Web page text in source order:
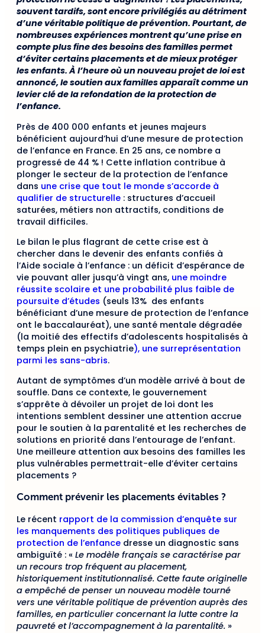
souvent tardifs, sont encore privilégiés au détriment
d’une véritable politique de prévention. Pourtant, de
nombreuses expériences montrent qu’une prise en
compte plus fine des besoins des familles permet
d’éviter certains placements et de mieux protéger
les enfants. À l’heure où un nouveau projet de loi est
annoncé, le soutien aux familles apparaît comme un
levier clé de la refondation de la protection de
l’enfance.
Près de 400 000 enfants et jeunes majeurs
bénéficient aujourd’hui d’une mesure de protection
de l’enfance en France. En 25 ans, ce nombre a
progressé de 44 % ! Cette inflation contribue à
plonger le secteur de la protection de l’enfance
dans une crise que tout le monde s’accorde à
qualifier de structurelle : structures d’accueil
saturées, métiers non attractifs, conditions de
travail difficiles.
Le bilan le plus flagrant de cette crise est à
chercher dans le devenir des enfants confiés à
l’Aide sociale à l’enfance : un déficit d’espérance de
vie pouvant aller jusqu’à vingt ans, une moindre
réussite scolaire et une probabilité plus faible de
poursuite d’études (seuls 13% des enfants
bénéficiant d’une mesure de protection de l’enfance
ont le baccalauréat), une santé mentale dégradée
(la moitié des effectifs d’adolescents hospitalisés à
temps plein en psychiatrie), une surreprésentation
parmi les sans-abris.
Autant de symptômes d’un modèle arrivé à bout de
souffle. Dans ce contexte, le gouvernement
s’apprête à dévoiler un projet de loi dont les
intentions semblent dessiner une attention accrue
pour le soutien à la parentalité et les recherches de
solutions en priorité dans l’entourage de l’enfant.
Une meilleure attention aux besoins des familles les
plus vulnérables permettrait-elle d’éviter certains
placements ?
Comment prévenir les placements évitables ?
Le récent rapport de la commission d’enquête sur
les manquements des politiques publiques de
protection de l’enfance dresse un diagnostic sans
ambiguïté : « Le modèle français se caractérise par
un recours trop fréquent au placement,
historiquement institutionnalisé. Cette faute originelle
a empêché de penser un nouveau modèle tourné
vers une véritable politique de prévention auprès des
familles, en particulier concernant la lutte contre la
pauvreté et l’accompagnement à la parentalité. »